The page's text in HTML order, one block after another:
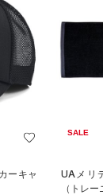
ーキャ
SALE
UAメリ
（トレ